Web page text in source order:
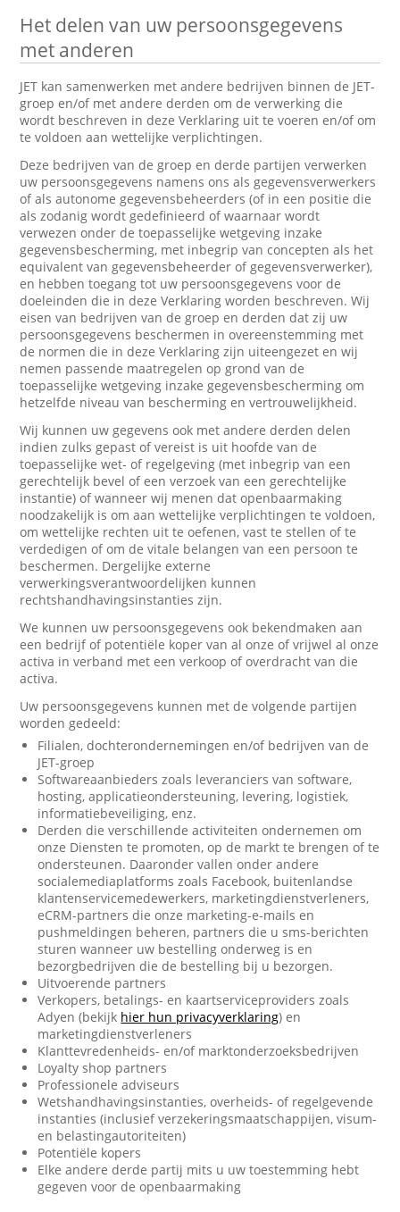
Het delen van uw persoonsgegevens
met anderen
JET kan samenwerken met andere bedrijven binnen de JET-
groep en/of met andere derden om de verwerking die
wordt beschreven in deze Verklaring uit te voeren en/of om
te voldoen aan wettelijke verplichtingen.
Deze bedrijven van de groep en derde partijen verwerken
uw persoonsgegevens namens ons als gegevensverwerkers
of als autonome gegevensbeheerders (of in een positie die
als zodanig wordt gedefinieerd of waarnaar wordt
verwezen onder de toepasselijke wetgeving inzake
gegevensbescherming, met inbegrip van concepten als het
equivalent van gegevensbeheerder of gegevensverwerker),
en hebben toegang tot uw persoonsgegevens voor de
doeleinden die in deze Verklaring worden beschreven. Wij
eisen van bedrijven van de groep en derden dat zij uw
persoonsgegevens beschermen in overeenstemming met
de normen die in deze Verklaring zijn uiteengezet en wij
nemen passende maatregelen op grond van de
toepasselijke wetgeving inzake gegevensbescherming om
hetzelfde niveau van bescherming en vertrouwelijkheid.
Wij kunnen uw gegevens ook met andere derden delen
indien zulks gepast of vereist is uit hoofde van de
toepasselijke wet- of regelgeving (met inbegrip van een
gerechtelijk bevel of een verzoek van een gerechtelijke
instantie) of wanneer wij menen dat openbaarmaking
noodzakelijk is om aan wettelijke verplichtingen te voldoen,
om wettelijke rechten uit te oefenen, vast te stellen of te
verdedigen of om de vitale belangen van een persoon te
beschermen. Dergelijke externe
verwerkingsverantwoordelijken kunnen
rechtshandhavingsinstanties zijn.
We kunnen uw persoonsgegevens ook bekendmaken aan
een bedrijf of potentiële koper van al onze of vrijwel al onze
activa in verband met een verkoop of overdracht van die
activa.
Uw persoonsgegevens kunnen met de volgende partijen
worden gedeeld:
Filialen, dochterondernemingen en/of bedrijven van de
JET-groep
Softwareaanbieders zoals leveranciers van software,
hosting, applicatieondersteuning, levering, logistiek,
informatiebeveiliging, enz.
Derden die verschillende activiteiten ondernemen om
onze Diensten te promoten, op de markt te brengen of te
ondersteunen. Daaronder vallen onder andere
socialemediaplatforms zoals Facebook, buitenlandse
klantenservicemedewerkers, marketingdienstverleners,
eCRM-partners die onze marketing-e-mails en
pushmeldingen beheren, partners die u sms-berichten
sturen wanneer uw bestelling onderweg is en
bezorgbedrijven die de bestelling bij u bezorgen.
Uitvoerende partners
Verkopers, betalings- en kaartserviceproviders zoals
Adyen (bekijk hier hun privacyverklaring) en
marketingdienstverleners
Klanttevredenheids- en/of marktonderzoeksbedrijven
Loyalty shop partners
Professionele adviseurs
Wetshandhavingsinstanties, overheids- of regelgevende
instanties (inclusief verzekeringsmaatschappijen, visum-
en belastingautoriteiten)
Potentiële kopers
Elke andere derde partij mits u uw toestemming hebt
gegeven voor de openbaarmaking